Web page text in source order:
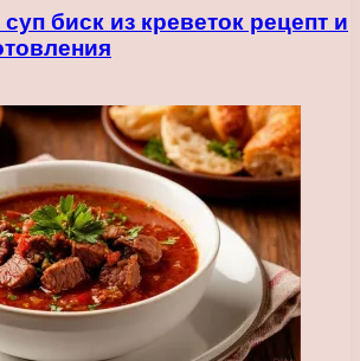
биск из креветок рецепт и